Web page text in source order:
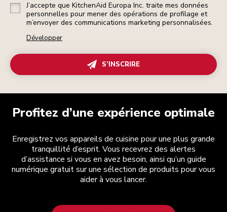
J’accepte que KitchenAid Europa Inc. traite mes données
personnelles pour mener des opérations de profilage et
m’envoyer des communications marketing personnalisées.
Développer
S’INSCRIRE
Profitez d’une expérience optimale
Enregistrez vos appareils de cuisine pour une plus grande
tranquillité d’esprit. Vous recevrez des alertes
d’assistance si vous en avez besoin, ainsi qu’un guide
numérique gratuit sur une sélection de produits pour vous
aider à vous lancer.